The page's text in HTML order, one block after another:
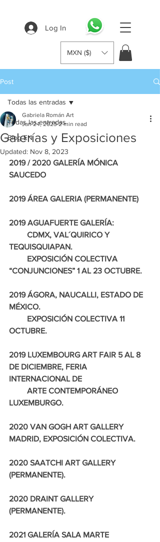
MXN ($)
Log In
Post
Todas las entradas
Blog EN
Todas las entradas
Galerías y Exposiciones
Gabriela Román Art
Jan 24, 2023 2 min read
Updated: Nov 8, 2023
2019 / 2020 GALERÍA MÓNICA
SAUCEDO
2019 ÁREA GALERIA (PERMANENTE)
2019 AGUAFUERTE GALERÍA:
TEQUISQUIAPAN.
“CONJUNCIONES” 1 AL 23 OCTUBRE.
2019 ÁGORA, NAUCALLI, ESTADO DE
MÉXICO.
OCTUBRE.
2019 LUXEMBOURG ART FAIR 5 AL 8
DE DICIEMBRE, FERIA
INTERNACIONAL DE
LUXEMBURGO.
2020 VAN GOGH ART GALLERY
MADRID, EXPOSICIÓN COLECTIVA.
2020 SAATCHI ART GALLERY
(PERMANENTE).
2020 DRAINT GALLERY
(PERMANENTE).
2021 GALERÍA SALA MARTE